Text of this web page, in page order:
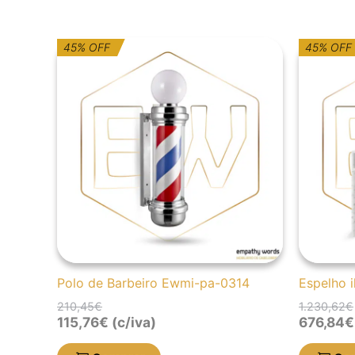
45% OFF
Polo de Barbeiro Ewmi-pa-0314
210,45€
O
preço
original
era:
O
preço
atual
é:
115,76€ (c/iva)
45% OFF
Espelho
1.230,62€
676,84€